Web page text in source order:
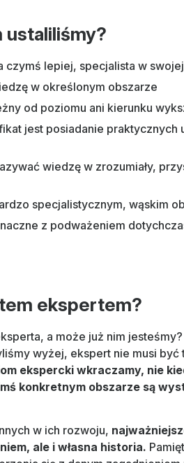
ustaliliśmy?
czymś lepiej, specjalista w
w określonym obszarze
od poziomu ani kierunku
jest posiadanie
wiedzę w zrozumiały,
specjalistycznym, wąskim
z podważeniem
ekspertem?
a może już nim
wyżej, ekspert nie musi
ekspercki wkraczamy, nie
konkretnym obszarze są
w ich rozwoju,
ale i własna historia.